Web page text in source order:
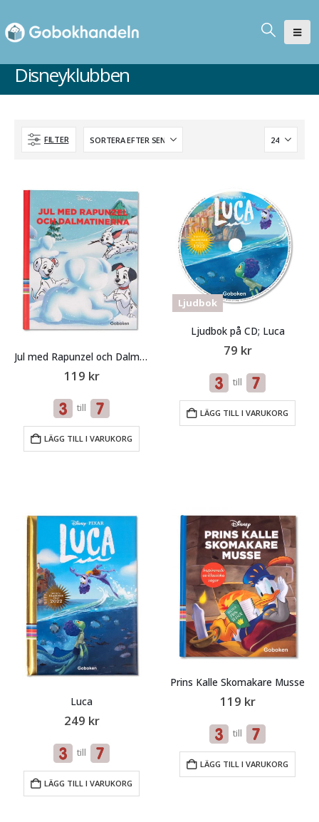
Disneyklubben
FILTER
Jul med Rapunzel och Dalmatinerna
119 kr
till
LÄGG TILL I VARUKORG
Ljudbok
Ljudbok på CD; Luca
79 kr
till
LÄGG TILL I VARUKORG
Luca
249 kr
till
LÄGG TILL I VARUKORG
Prins Kalle Skomakare Musse
119 kr
till
LÄGG TILL I VARUKORG